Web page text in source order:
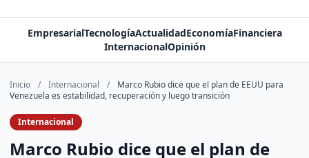
EmpresarialTecnologíaActualidadEconomíaFinanciera
InternacionalOpinión
Inicio / Internacional /
Marco Rubio dice que el plan de EEUU para
Venezuela es estabilidad, recuperación y luego transición
Internacional
Marco Rubio dice que el plan de